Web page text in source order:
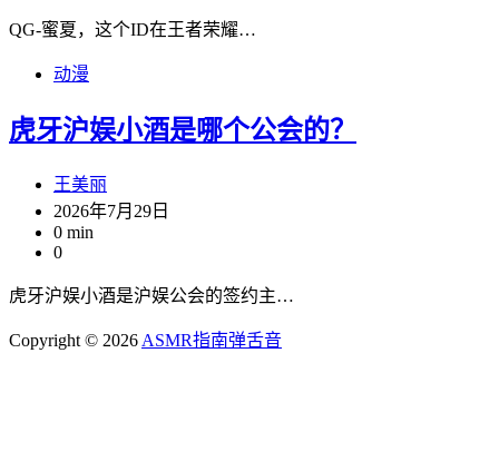
QG-蜜夏，这个ID在王者荣耀…
动漫
虎牙沪娱小酒是哪个公会的？
王美丽
2026年7月29日
0 min
0
虎牙沪娱小酒是沪娱公会的签约主…
Copyright © 2026 ASMR指南弹舌音